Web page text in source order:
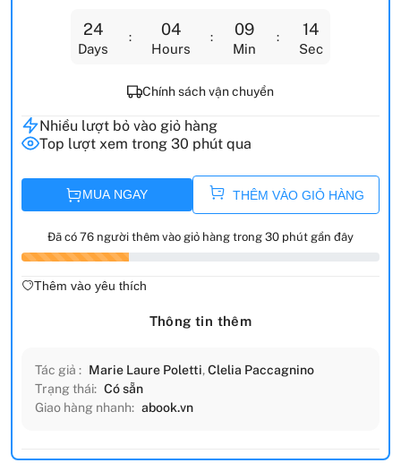
24
Days
04
Hours
09
Min
12
Sec
Chính sách vận chuyển
Nhiều lượt bỏ vào giỏ hàng
Top lượt xem trong 30 phút qua
MUA NGAY THÊM VÀO GIỎ HÀNG
Đã có 76 người thêm vào giỏ hàng trong 30 phút gần đây
Thêm vào yêu thích
Thông tin thêm
Tác giả : Marie Laure Poletti,Clelia Paccagnino
Trạng thái: Có sẵn
Giao hàng nhanh: abook.vn